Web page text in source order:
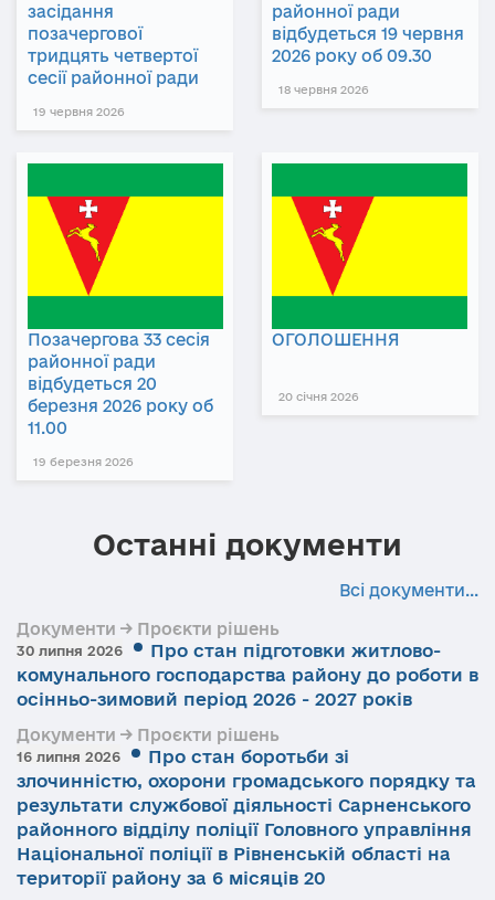
засідання
позачергової
тридцять четвертої
сесії районної ради
19 червня 2026
районної ради
відбудеться 19 червня
2026 року об 09.30
18 червня 2026
Позачергова 33 сесія
районної ради
відбудеться 20
березня 2026 року об
11.00
19 березня 2026
ОГОЛОШЕННЯ
20 січня 2026
Останні документи
Всі документи...
Документи → Проєкти рішень
30 липня 2026
Про стан підготовки житлово-
комунального господарства району до роботи в
осінньо-зимовий період 2026 - 2027 років
Документи → Проєкти рішень
16 липня 2026
Про стан боротьби зі
злочинністю, охорони громадського порядку та
результати службової діяльності Сарненського
районного відділу поліції Головного управління
Національної поліції в Рівненській області на
території району за 6 місяців 20